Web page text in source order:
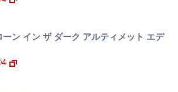
ーン イン ザ ダーク アルティメット エデ